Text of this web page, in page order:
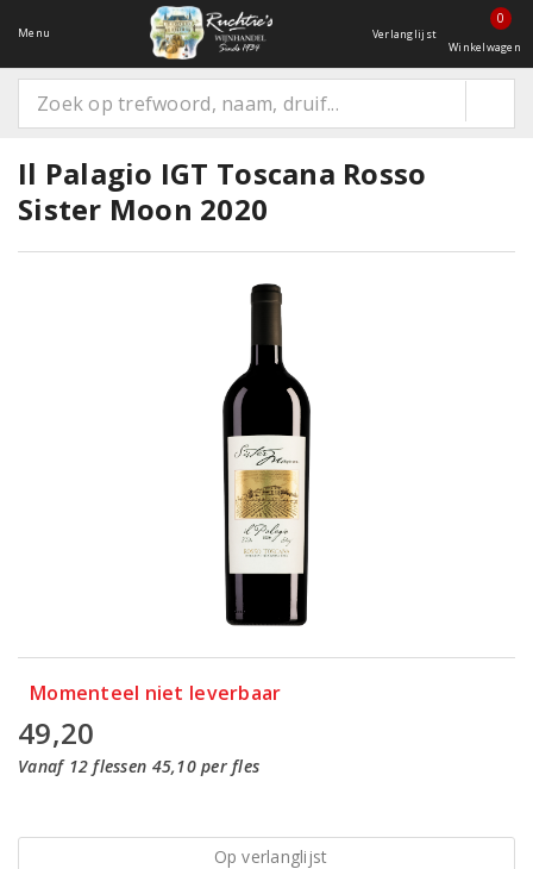
Menu Verlanglijst
0
Winkelwagen
Il Palagio IGT Toscana Rosso
Sister Moon 2020
Momenteel niet leverbaar
49,20
Vanaf 12 flessen 45,10 per fles
Op verlanglijst